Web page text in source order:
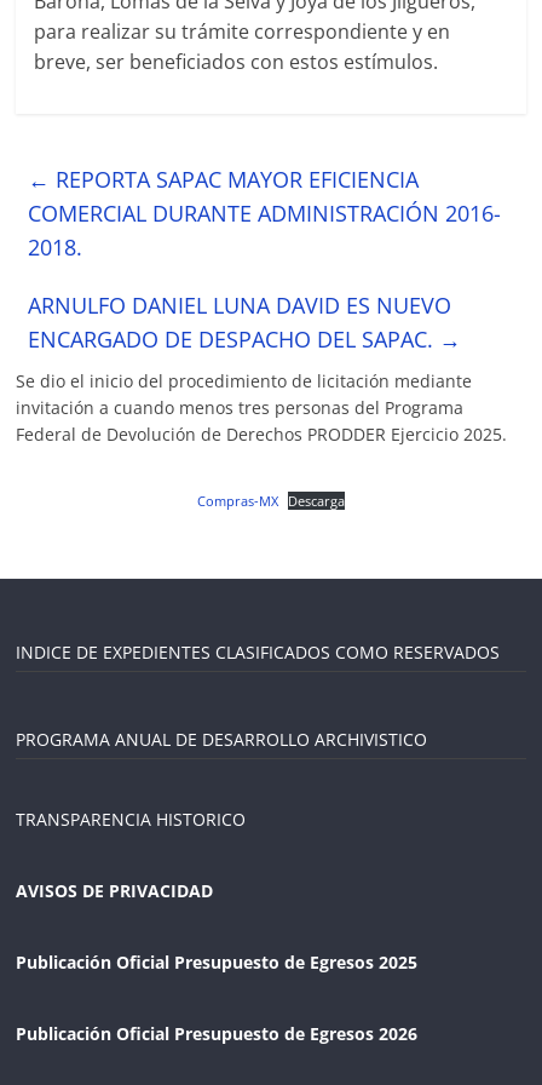
para realizar su trámite correspondiente y en
breve, ser beneficiados con estos estímulos.
← REPORTA SAPAC MAYOR EFICIENCIA
COMERCIAL DURANTE ADMINISTRACIÓN 2016-
2018.
ARNULFO DANIEL LUNA DAVID ES NUEVO
ENCARGADO DE DESPACHO DEL SAPAC. →
Se dio el inicio del procedimiento de licitación mediante
invitación a cuando menos tres personas del Programa
Federal de Devolución de Derechos PRODDER Ejercicio 2025.
Compras-MX Descarga
INDICE DE EXPEDIENTES CLASIFICADOS COMO RESERVADOS
PROGRAMA ANUAL DE DESARROLLO ARCHIVISTICO
TRANSPARENCIA HISTORICO
AVISOS DE PRIVACIDAD
Publicación Oficial Presupuesto de Egresos 2025
Publicación Oficial Presupuesto de Egresos 2026